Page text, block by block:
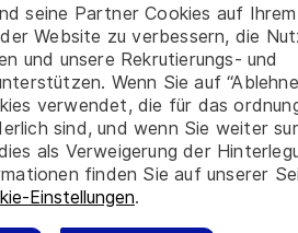
seine Partner Cookies auf
Website zu verbessern, die
und unsere Rekrutierungs- und
Wenn Sie auf
verwendet, die für das
sind, und wenn Sie weiter
als Verweigerung der
finden Sie auf unserer
Einstellungen.
hardware des fonctions
gyro laser, accéléromètres
en validation d’une
et en support client.
procédés d’assemblage, de